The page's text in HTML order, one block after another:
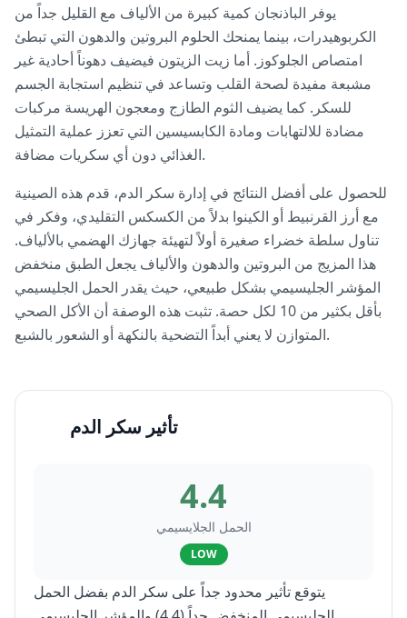
يوفر الباذنجان كمية كبيرة من الألياف مع القليل جداً من
الكربوهيدرات، بينما يمنحك الحلوم البروتين والدهون التي تبطئ
امتصاص الجلوكوز. أما زيت الزيتون فيضيف دهوناً أحادية غير
مشبعة مفيدة لصحة القلب وتساعد في تنظيم استجابة الجسم
للسكر. كما يضيف الثوم الطازج ومعجون الهريسة مركبات
مضادة للالتهابات ومادة الكابسيسين التي تعزز عملية التمثيل
الغذائي دون أي سكريات مضافة.
للحصول على أفضل النتائج في إدارة سكر الدم، قدم هذه الصينية
مع أرز القرنبيط أو الكينوا بدلاً من الكسكس التقليدي، وفكر في
تناول سلطة خضراء صغيرة أولاً لتهيئة جهازك الهضمي بالألياف.
هذا المزيج من البروتين والدهون والألياف يجعل الطبق منخفض
المؤشر الجليسيمي بشكل طبيعي، حيث يقدر الحمل الجليسيمي
بأقل بكثير من 10 لكل حصة. تثبت هذه الوصفة أن الأكل الصحي
المتوازن لا يعني أبداً التضحية بالنكهة أو الشعور بالشبع.
تأثير سكر الدم
4.4
الحمل الجلايسيمي
LOW
يتوقع تأثير محدود جداً على سكر الدم بفضل الحمل